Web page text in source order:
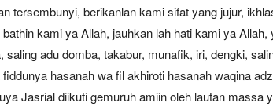
tersembunyi, berikanlan kami sifat yang jujur,
kami ya Allah, jauhkan lah hati kami ya Allah,
adu domba, takabur, munafik, iri, dengki,
hasanah wa fil akhiroti hasanah waqina
Jasrial diikuti gemuruh amiin oleh lautan massa